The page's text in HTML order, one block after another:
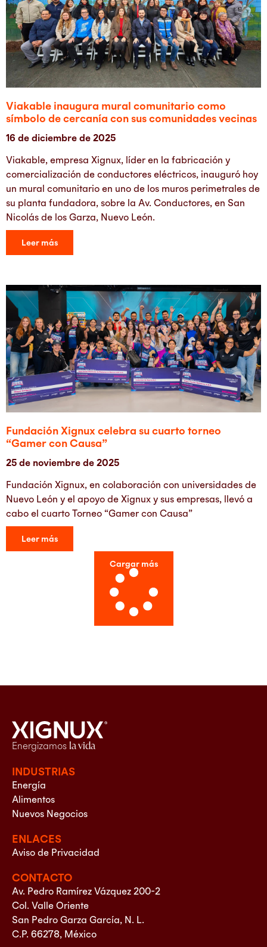
Viakable inaugura mural comunitario como
símbolo de cercanía con sus comunidades vecinas
16 de diciembre de 2025
Viakable, empresa Xignux, líder en la fabricación y
comercialización de conductores eléctricos, inauguró hoy
un mural comunitario en uno de los muros perimetrales de
su planta fundadora, sobre la Av. Conductores, en San
Nicolás de los Garza, Nuevo León.
Leer más
Fundación Xignux celebra su cuarto torneo
“Gamer con Causa”
25 de noviembre de 2025
Fundación Xignux, en colaboración con universidades de
Nuevo León y el apoyo de Xignux y sus empresas, llevó a
cabo el cuarto Torneo “Gamer con Causa”
Leer más
Cargar más
Energizamos la vida
INDUSTRIAS
Energía
Alimentos
Nuevos Negocios
ENLACES
Aviso de Privacidad
CONTACTO
Av. Pedro Ramírez Vázquez 200-2
Col. Valle Oriente
San Pedro Garza García, N. L.
C.P. 66278, México